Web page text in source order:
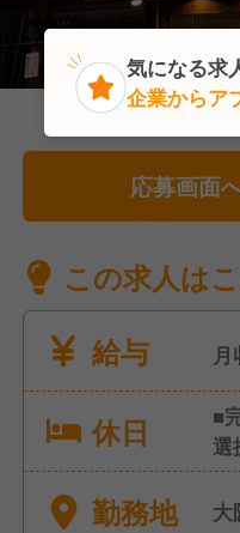
応募画面
この求人は
給与
月
休日
■
選
数
有
勤務地 大
気になる求
企業からア